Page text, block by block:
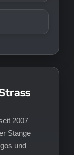
2007 –
Stange
und